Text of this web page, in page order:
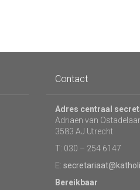
Contact
Adres centraal
Adriaen van
3583 AJ Utrecht
T: 030 – 254 6147
E:
Bereikbaar